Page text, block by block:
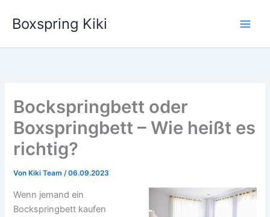
InhaltBoxspring Kiki
Bockspringbett oder
Boxspringbett – Wie heißt es
richtig?
Von Kiki Team/06.09.2023
Wenn jemand ein
Bockspringbett kaufen